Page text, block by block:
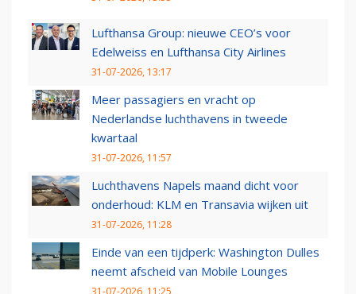
Lufthansa Group: nieuwe CEO’s voor
Edelweiss en Lufthansa City Airlines
31-07-2026, 13:17
Meer passagiers en vracht op
Nederlandse luchthavens in tweede
kwartaal
31-07-2026, 11:57
Luchthavens Napels maand dicht voor
onderhoud: KLM en Transavia wijken uit
31-07-2026, 11:28
Einde van een tijdperk: Washington Dulles
neemt afscheid van Mobile Lounges
31-07-2026, 11:25